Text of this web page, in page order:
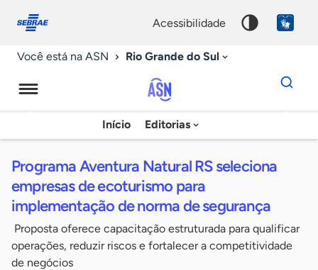
conosco
acessibilidade
Você está na ASN Rio Grande do Sul
Agência
Sebrae
de
Notícias
Início Editorias
Dados
para
chave
Programa Aventura Natural RS seleciona
empresas de ecoturismo para
implementação de norma de segurança
Proposta oferece capacitação estruturada para qualificar
operações, reduzir riscos e fortalecer a competitividade
de negócios